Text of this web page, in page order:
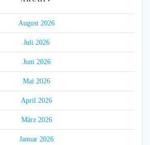
August 2026
Juli 2026
Juni 2026
Mai 2026
April 2026
März 2026
Januar 2026